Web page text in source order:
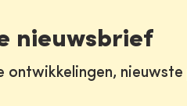
nieuwsbrief